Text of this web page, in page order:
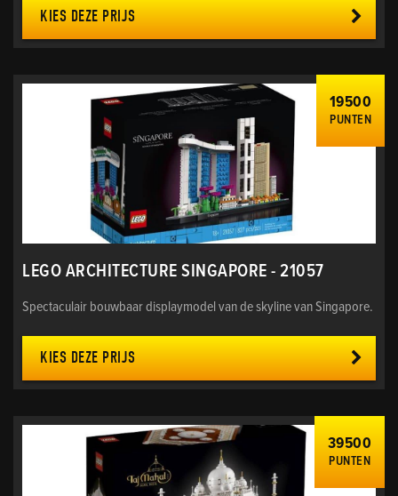
KIES DEZE PRIJS
19500
PUNTEN
LEGO ARCHITECTURE SINGAPORE - 21057
Spectaculair bouwbaar displaymodel van de skyline van Singapore.
KIES DEZE PRIJS
39500
PUNTEN